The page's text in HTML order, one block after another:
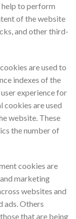
help to perform
of the website
and other third-
are used to
indexes of the
experience for
cookies are used
website. These
the number of
cookies are
marketing
websites and
ads. Others
that are being